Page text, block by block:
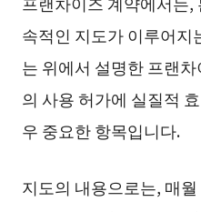
속적인 지도가 이루어지
는 위에서 설명한 프랜
의 사용 허가에 실질적
우 중요한 항목입니다.
지도의 내용으로는, 매